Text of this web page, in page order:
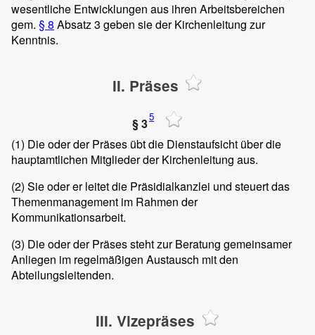
wesentliche Entwicklungen aus ihren Arbeitsbereichen
gem. § 8 Absatz 3 geben sie der Kirchenleitung zur
Kenntnis.
II. Präses
§ 35
(1) Die oder der Präses übt die Dienstaufsicht über die
hauptamtlichen Mitglieder der Kirchenleitung aus.
(2) Sie oder er leitet die Präsidialkanzlei und steuert das
Themenmanagement im Rahmen der
Kommunikationsarbeit.
(3) Die oder der Präses steht zur Beratung gemeinsamer
Anliegen im regelmäßigen Austausch mit den
Abteilungsleitenden.
III. Vizepräses